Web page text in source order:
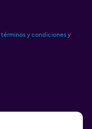
términos y condiciones y